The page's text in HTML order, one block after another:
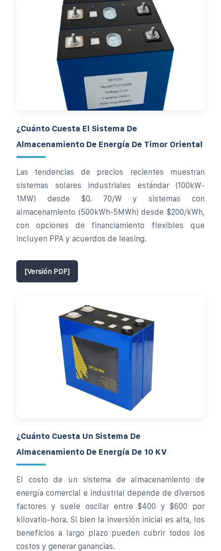
¿Cuánto Cuesta El Sistema De
Almacenamiento De Energía De Timor Oriental
Las tendencias de precios recientes muestran
sistemas solares industriales estándar (100kW-
1MW) desde $0. 70/W y sistemas con
almacenamiento (500kWh-5MWh) desde $200/kWh,
con opciones de financiamiento flexibles que
incluyen PPA y acuerdos de leasing.
[Versión PDF]
¿Cuánto Cuesta Un Sistema De
Almacenamiento De Energía De 10 KV
El costo de un sistema de almacenamiento de
energía comercial e industrial depende de diversos
factores y suele oscilar entre $400 y $600 por
kilovatio-hora. Si bien la inversión inicial es alta, los
beneficios a largo plazo pueden cubrir todos los
costos y generar ganancias.